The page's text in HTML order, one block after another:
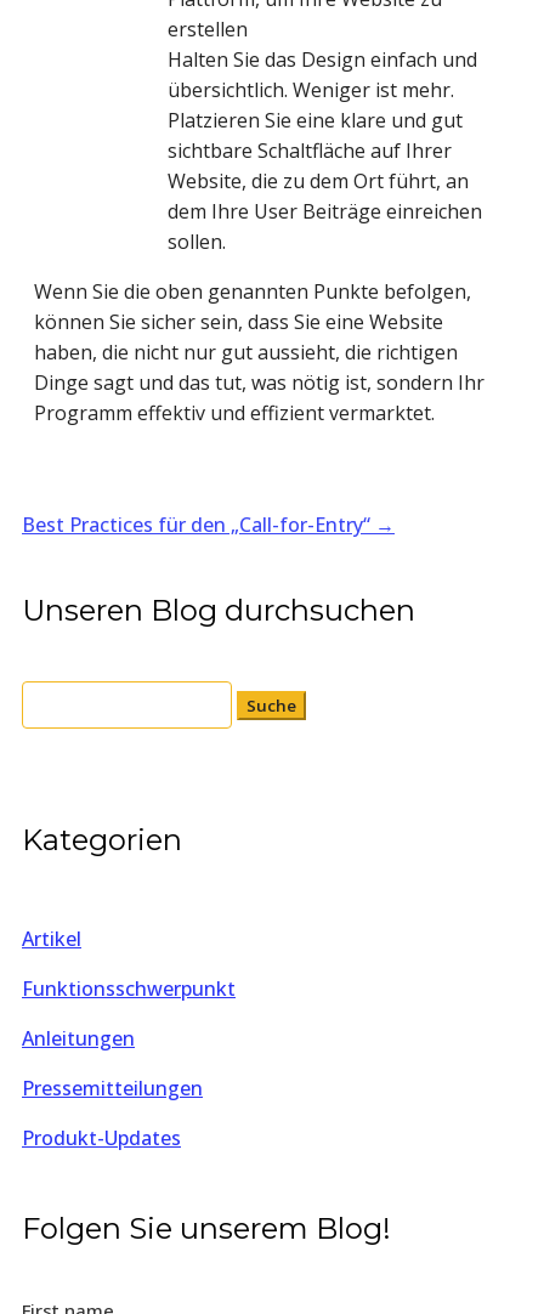
erstellen
Halten Sie das Design einfach und
übersichtlich. Weniger ist mehr.
Platzieren Sie eine klare und gut
sichtbare Schaltfläche auf Ihrer
Website, die zu dem Ort führt, an
dem Ihre User Beiträge einreichen
sollen.
Wenn Sie die oben genannten Punkte befolgen,
können Sie sicher sein, dass Sie eine Website
haben, die nicht nur gut aussieht, die richtigen
Dinge sagt und das tut, was nötig ist, sondern Ihr
Programm effektiv und effizient vermarktet.
Best Practices für den „Call-for-Entry“ →
Unseren Blog durchsuchen
Suchen
nach:
Kategorien
Artikel
Funktionsschwerpunkt
Anleitungen
Pressemitteilungen
Produkt-Updates
Folgen Sie unserem Blog!